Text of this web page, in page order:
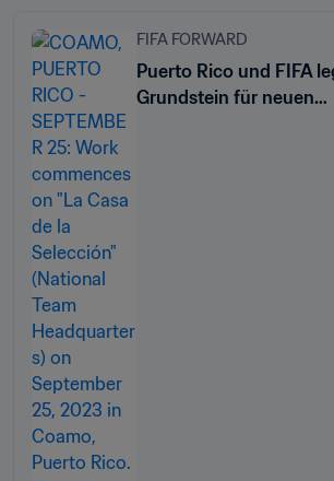
FIFA FORWARD
Puerto Rico und FIFA
Grundstein für neuen